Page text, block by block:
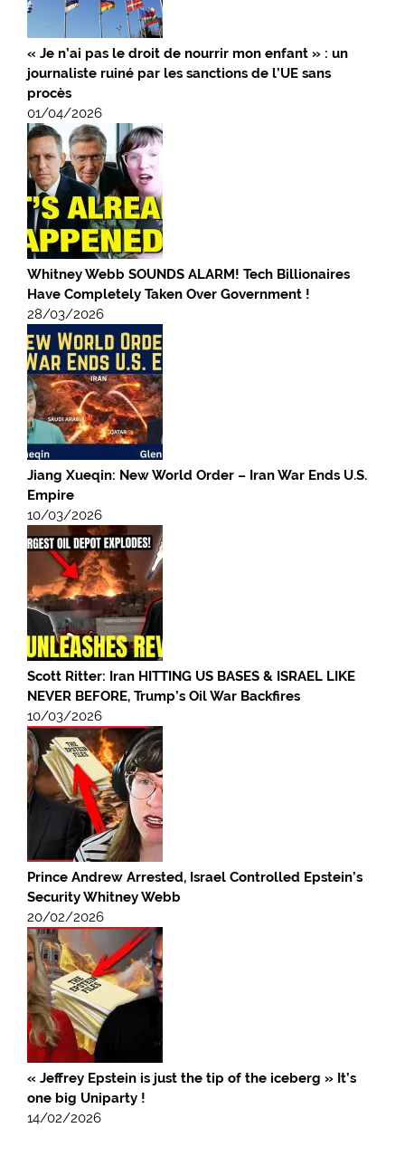
« Je n’ai pas le droit de nourrir mon enfant » : un
journaliste ruiné par les sanctions de l’UE sans
procès
01/04/2026
Whitney Webb SOUNDS ALARM! Tech Billionaires
Have Completely Taken Over Government !
28/03/2026
Jiang Xueqin: New World Order – Iran War Ends U.S.
Empire
10/03/2026
Scott Ritter: Iran HITTING US BASES & ISRAEL LIKE
NEVER BEFORE, Trump’s Oil War Backfires
10/03/2026
Prince Andrew Arrested, Israel Controlled Epstein’s
Security Whitney Webb
20/02/2026
« Jeffrey Epstein is just the tip of the iceberg » It’s
one big Uniparty !
14/02/2026